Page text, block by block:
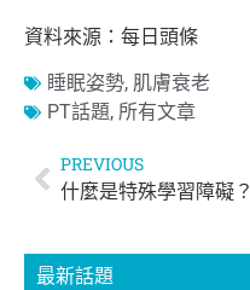
資料來源：每日頭條
睡眠姿勢, 肌膚衰老
PT話題, 所有文章
PREVIOUS
什麼是特殊學習障礙？
最新話題